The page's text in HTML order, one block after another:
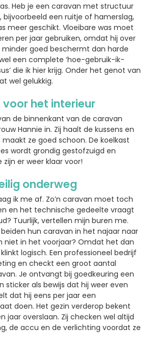
Heb je een caravan met structuur
bijvoorbeeld een ruitje of hamerslag,
meer geschikt. Vloeibare was moet
per jaar gebruiken, omdat hij over
goed beschermt dan harde
een complete ‘hoe-gebruik-ik-
die ik hier krijg. Onder het genot van
wel gelukkig.
voor het interieur
de binnenkant van de caravan
Hannie in. Zij haalt de kussens en
ze goed schoon. De koelkast
wordt grondig gestofzuigd en
er weer klaar voor!
onderweg
ik me af. Zo’n caravan moet toch
en het technische gedeelte vraagt
Tuurlijk, vertellen mijn buren me.
hun caravan in het najaar naar
niet in het voorjaar? Omdat het dan
logisch. Een professioneel bedrijf
en checkt een groot aantal
Je ontvangt bij goedkeuring een
sticker als bewijs dat hij weer even
dat hij eens per jaar een
doen. Het gezin verderop bekent
jaar overslaan. Zij checken wel altijd
de accu en de verlichting voordat ze